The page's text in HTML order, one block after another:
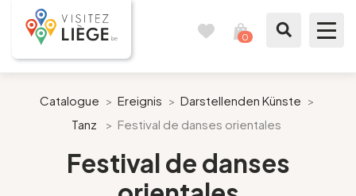
0
Wie ein Bürger von Lüttich
Meinen Aufenthalt vorbereiten
Catalogue > Ereignis > Darstellenden Künste >
Tanz
> Festival de danses orientales
Festival de danses